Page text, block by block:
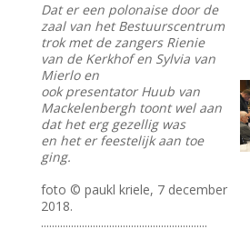
Dat er een polonaise door de
zaal van het Bestuurscentrum
trok met de zangers Rienie
van de Kerkhof en Sylvia van
Mierlo en
ook presentator Huub van
Mackelenbergh toont wel aan
dat het erg gezellig was
en het er feestelijk aan toe
ging.
foto © paukl kriele, 7 december
2018.
.............................................................